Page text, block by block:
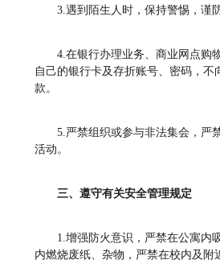
3.遇到陌生人时，保持警惕，谨
4.在银行办理业务、商业网点购
自己的银行卡及存折账号、密码，不
款。
5.严禁组织或参与非法集会，严
活动。
三、遵守有关安全管理规定
1.增强防火意识，严禁在公寓内
内燃烧废纸、杂物，严禁在校内及附